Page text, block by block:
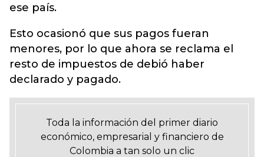
ese país.
Esto ocasionó que sus pagos fueran
menores, por lo que ahora se reclama el
resto de impuestos de debió haber
declarado y pagado.
Toda la información del primer diario
económico, empresarial y financiero de
Colombia a tan solo un clic